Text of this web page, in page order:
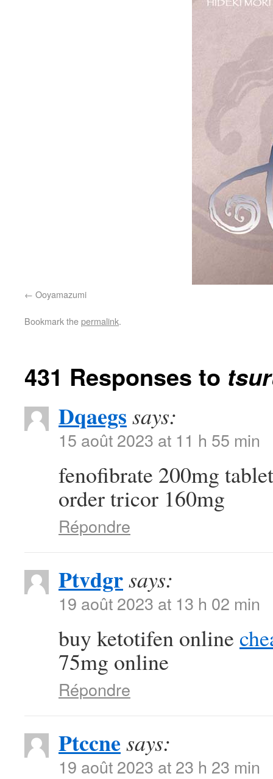
Ooyamazumi
Bookmark thepermalink.
431 Responses to
Dqaegs says:
15 août 2023 at 11 h 55 min
fenofibrate 200mg
order tricor 160mg
Répondre
Ptvdgrsays:
19 août 2023 at 13 h 02 min
buy ketotifen online
75mg online
Répondre
Ptccne says:
19 août 2023 at 23 h 23 min